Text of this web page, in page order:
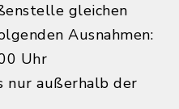
gleichen
Ausnahmen:
Uhr
nur außerhalb der